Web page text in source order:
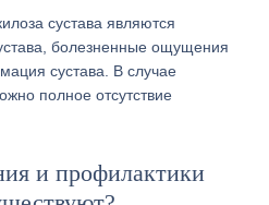
сустава являются
болезненные ощущения
сустава. В случае
полное отсутствие
и профилактики